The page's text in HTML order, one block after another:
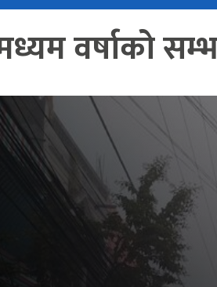
वर्षाको